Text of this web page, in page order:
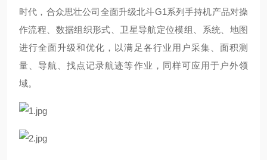
时代，合众思壮公司全面升级北斗G1系列手持机产品对操
作流程、数据组织形式、卫星导航定位模组、系统、地图
进行全面升级和优化，以满足各行业用户采集、面积测
量、导航、找点记录航迹等作业，同样可应用于户外领
域。